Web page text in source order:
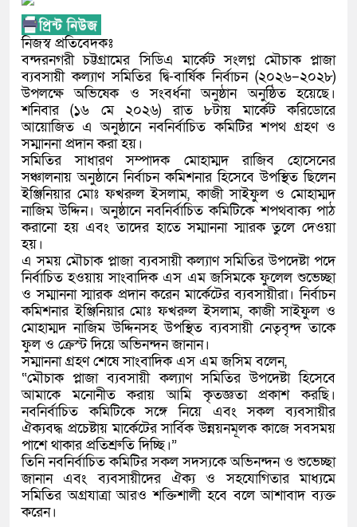
নিজস্ব প্রতিবেদকঃ
বন্দরনগরী চট্টগ্রামের সিডিএ মার্কেট সংলগ্ন মৌচাক প্লাজা
ব্যবসায়ী কল্যাণ সমিতির দ্বি-বার্ষিক নির্বাচন (২০২৬–২০২৮)
উপলক্ষে অভিষেক ও সংবর্ধনা অনুষ্ঠান অনুষ্ঠিত হয়েছে।
শনিবার (১৬ মে ২০২৬) রাত ৮টায় মার্কেট করিডোরে
আয়োজিত এ অনুষ্ঠানে নবনির্বাচিত কমিটির শপথ গ্রহণ ও
সম্মাননা প্রদান করা হয়।
সমিতির সাধারণ সম্পাদক মোহাম্মদ রাজিব হোসেনের
সঞ্চালনায় অনুষ্ঠানে নির্বাচন কমিশনার হিসেবে উপস্থিত ছিলেন
ইঞ্জিনিয়ার মোঃ ফখরুল ইসলাম, কাজী সাইফুল ও মোহাম্মদ
নাজিম উদ্দিন। অনুষ্ঠানে নবনির্বাচিত কমিটিকে শপথবাক্য পাঠ
করানো হয় এবং তাদের হাতে সম্মাননা স্মারক তুলে দেওয়া
হয়।
এ সময় মৌচাক প্লাজা ব্যবসায়ী কল্যাণ সমিতির উপদেষ্টা পদে
নির্বাচিত হওয়ায় সাংবাদিক এস এম জসিমকে ফুলেল শুভেচ্ছা
ও সম্মাননা স্মারক প্রদান করেন মার্কেটের ব্যবসায়ীরা। নির্বাচন
কমিশনার ইঞ্জিনিয়ার মোঃ ফখরুল ইসলাম, কাজী সাইফুল ও
মোহাম্মদ নাজিম উদ্দিনসহ উপস্থিত ব্যবসায়ী নেতৃবৃন্দ তাকে
ফুল ও ক্রেস্ট দিয়ে অভিনন্দন জানান।
সম্মাননা গ্রহণ শেষে সাংবাদিক এস এম জসিম বলেন,
“মৌচাক প্লাজা ব্যবসায়ী কল্যাণ সমিতির উপদেষ্টা হিসেবে
আমাকে মনোনীত করায় আমি কৃতজ্ঞতা প্রকাশ করছি।
নবনির্বাচিত কমিটিকে সঙ্গে নিয়ে এবং সকল ব্যবসায়ীর
ঐক্যবদ্ধ প্রচেষ্টায় মার্কেটের সার্বিক উন্নয়নমূলক কাজে সবসময়
পাশে থাকার প্রতিশ্রুতি দিচ্ছি।”
তিনি নবনির্বাচিত কমিটির সকল সদস্যকে অভিনন্দন ও শুভেচ্ছা
জানান এবং ব্যবসায়ীদের ঐক্য ও সহযোগিতার মাধ্যমে
সমিতির অগ্রযাত্রা আরও শক্তিশালী হবে বলে আশাবাদ ব্যক্ত
করেন।